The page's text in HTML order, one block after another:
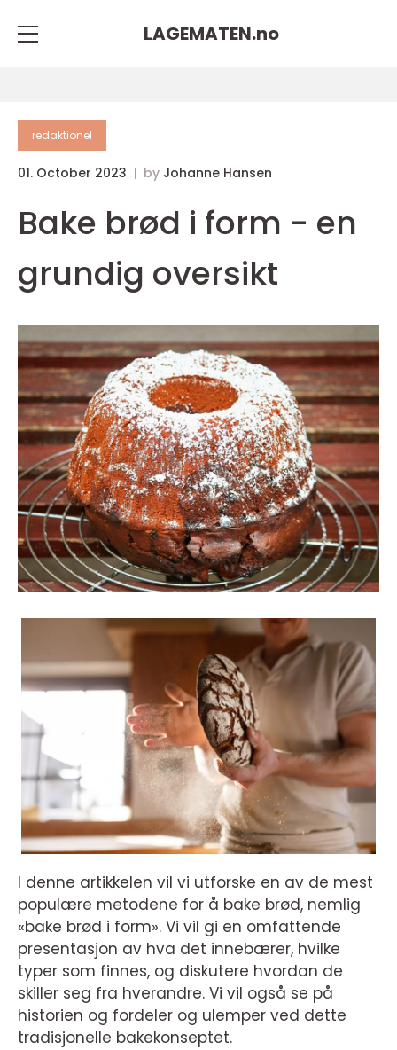
LAGEMATEN.no
redaktionel
01. October 2023 by Johanne Hansen
Bake brød i form - en
grundig oversikt
I denne artikkelen vil vi utforske en av de mest
populære metodene for å bake brød, nemlig
«bake brød i form». Vi vil gi en omfattende
presentasjon av hva det innebærer, hvilke
typer som finnes, og diskutere hvordan de
skiller seg fra hverandre. Vi vil også se på
historien og fordeler og ulemper ved dette
tradisjonelle bakekonseptet.